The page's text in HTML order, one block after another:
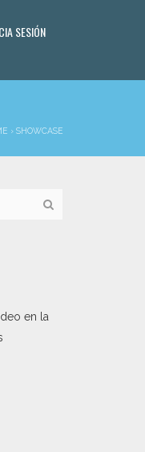
SESIÓN
› SHOWCASE
en la